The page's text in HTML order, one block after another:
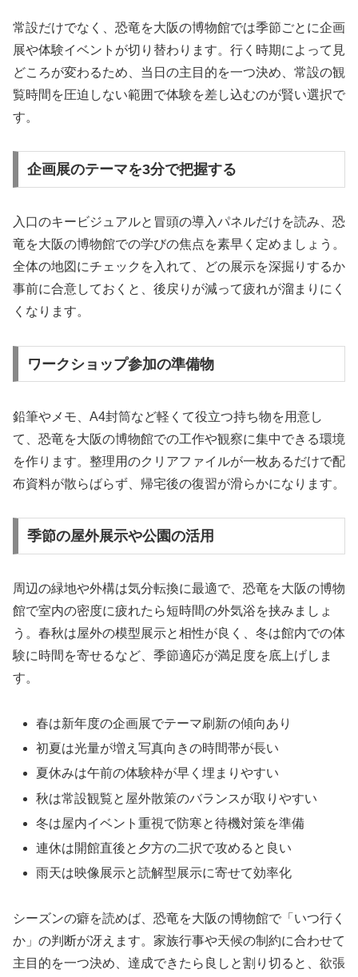
常設だけでなく、恐竜を大阪の博物館では季節ごとに企画
展や体験イベントが切り替わります。行く時期によって見
どころが変わるため、当日の主目的を一つ決め、常設の観
覧時間を圧迫しない範囲で体験を差し込むのが賢い選択で
す。
企画展のテーマを3分で把握する
入口のキービジュアルと冒頭の導入パネルだけを読み、恐
竜を大阪の博物館での学びの焦点を素早く定めましょう。
全体の地図にチェックを入れて、どの展示を深掘りするか
事前に合意しておくと、後戻りが減って疲れが溜まりにく
くなります。
ワークショップ参加の準備物
鉛筆やメモ、A4封筒など軽くて役立つ持ち物を用意し
て、恐竜を大阪の博物館での工作や観察に集中できる環境
を作ります。整理用のクリアファイルが一枚あるだけで配
布資料が散らばらず、帰宅後の復習が滑らかになります。
季節の屋外展示や公園の活用
周辺の緑地や外構は気分転換に最適で、恐竜を大阪の博物
館で室内の密度に疲れたら短時間の外気浴を挟みましょ
う。春秋は屋外の模型展示と相性が良く、冬は館内での体
験に時間を寄せるなど、季節適応が満足度を底上げしま
す。
春は新年度の企画展でテーマ刷新の傾向あり
初夏は光量が増え写真向きの時間帯が長い
夏休みは午前の体験枠が早く埋まりやすい
秋は常設観覧と屋外散策のバランスが取りやすい
冬は屋内イベント重視で防寒と待機対策を準備
連休は開館直後と夕方の二択で攻めると良い
雨天は映像展示と読解型展示に寄せて効率化
シーズンの癖を読めば、恐竜を大阪の博物館で「いつ行く
か」の判断が冴えます。家族行事や天候の制約に合わせて
主目的を一つ決め、達成できたら良しと割り切ると、欲張